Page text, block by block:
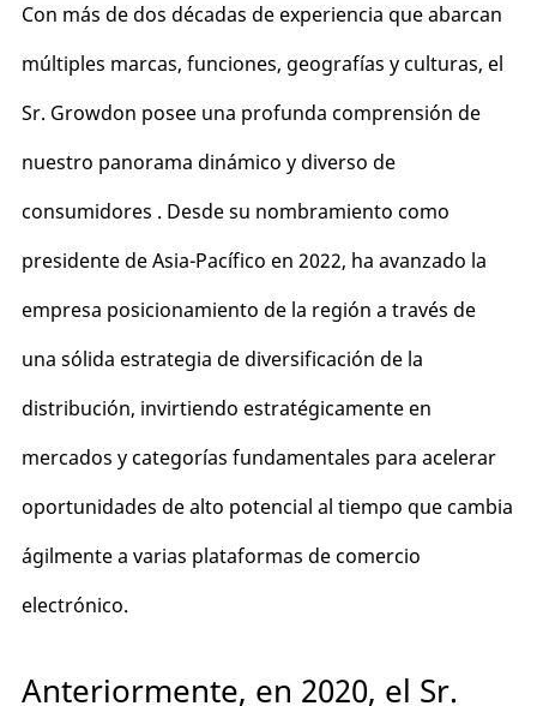
Con más de dos décadas de experiencia que abarcan
múltiples marcas, funciones, geografías y culturas, el
Sr. Growdon posee una profunda comprensión de
nuestro panorama dinámico y diverso de
consumidores . Desde su nombramiento como
presidente de Asia-Pacífico en 2022, ha avanzado la
empresa posicionamiento de la región a través de
una sólida estrategia de diversificación de la
distribución, invirtiendo estratégicamente en
mercados y categorías fundamentales para acelerar
oportunidades de alto potencial al tiempo que cambia
ágilmente a varias plataformas de comercio
electrónico.
Anteriormente, en 2020, el Sr.